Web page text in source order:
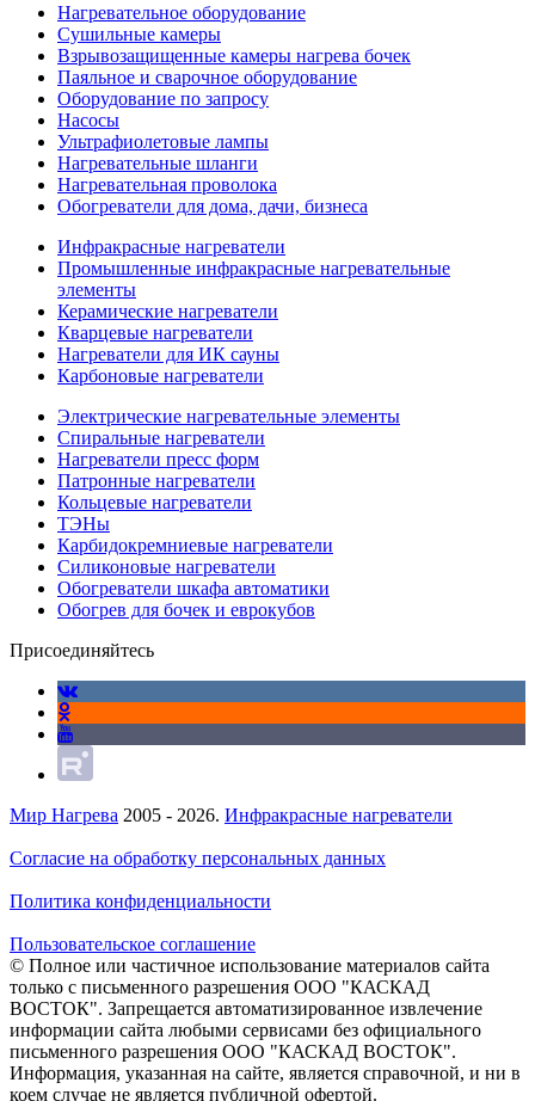
Нагревательное оборудование
Сушильные камеры
Взрывозащищенные камеры нагрева бочек
Паяльное и сварочное оборудование
Оборудование по запросу
Насосы
Ультрафиолетовые лампы
Нагревательные шланги
Нагревательная проволока
Обогреватели для дома, дачи, бизнеса
Инфракрасные нагреватели
Промышленные инфракрасные нагревательные
элементы
Керамические нагреватели
Кварцевые нагреватели
Нагреватели для ИК сауны
Карбоновые нагреватели
Электрические нагревательные элементы
Спиральные нагреватели
Нагреватели пресс форм
Патронные нагреватели
Кольцевые нагреватели
ТЭНы
Карбидокремниевые нагреватели
Силиконовые нагреватели
Обогреватели шкафа автоматики
Обогрев для бочек и еврокубов
Присоединяйтесь
Мир Нагрева 2005 - 2026. Инфракрасные нагреватели
Согласие на обработку персональных данных
Политика конфиденциальности
Пользовательское соглашение
© Полное или частичное использование материалов сайта
только с письменного разрешения ООО "КАСКАД
ВОСТОК". Запрещается автоматизированное извлечение
информации сайта любыми сервисами без официального
письменного разрешения ООО "КАСКАД ВОСТОК".
Информация, указанная на сайте, является справочной, и ни в
коем случае не является публичной офертой.